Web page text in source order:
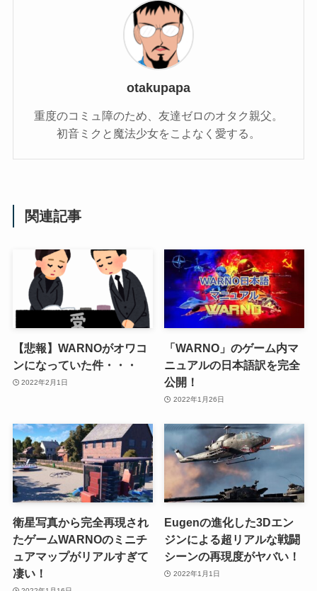
otakupapa
重度のコミュ障のため、友達ゼロのオタク親父。
初音ミクと魔法少女をこよなく愛する。
関連記事
【悲報】WARNOがオワコ
ンになっていた件・・・
2022年2月1日
「WARNO」のゲーム内マ
ニュアルの日本語訳を完全
公開！
2022年1月26日
衛星写真から完全再現され
たゲームWARNOのミニチ
ュアマップがリアルすぎて
凄い！
Eugenの進化した3Dエン
ジンによる超リアルな戦闘
シーンの再現度がヤバい！
2022年1月1日